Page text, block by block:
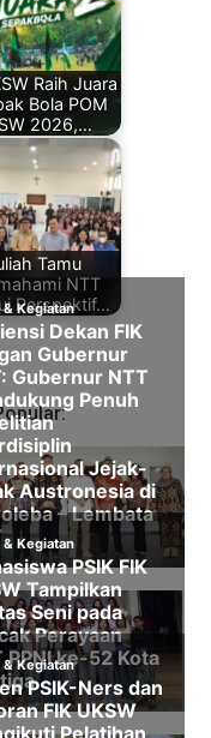
Raih Juara
Bola POM
2026,…
Tamu
NTT
Perspektif…